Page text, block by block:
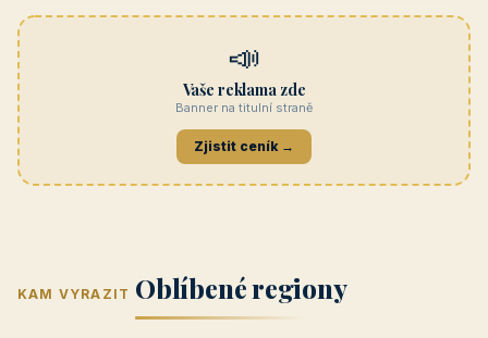
📣
Vaše reklama zde
Banner na titulní straně
Zjistit ceník →
KAM VYRAZIT Oblíbené regiony
(Jihomoravský
kraj)
kraj)
Zlínský kraj Žilinský
Karlovarský
Střední Čechy
(Středočeský